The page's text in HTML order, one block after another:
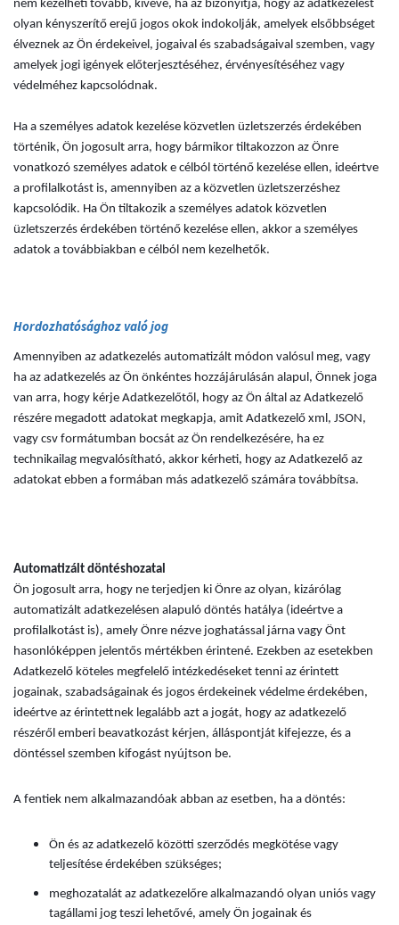
nem kezelheti tovább, kivéve, ha az bizonyítja, hogy az adatkezelést
olyan kényszerítő erejű jogos okok indokolják, amelyek elsőbbséget
élveznek az Ön érdekeivel, jogaival és szabadságaival szemben, vagy
amelyek jogi igények előterjesztéséhez, érvényesítéséhez vagy
védelméhez kapcsolódnak.
Ha a személyes adatok kezelése közvetlen üzletszerzés érdekében
történik, Ön jogosult arra, hogy bármikor tiltakozzon az Önre
vonatkozó személyes adatok e célból történő kezelése ellen, ideértve
a profilalkotást is, amennyiben az a közvetlen üzletszerzéshez
kapcsolódik. Ha Ön tiltakozik a személyes adatok közvetlen
üzletszerzés érdekében történő kezelése ellen, akkor a személyes
adatok a továbbiakban e célból nem kezelhetők.
Hordozhatósághoz való jog
Amennyiben az adatkezelés automatizált módon valósul meg, vagy
ha az adatkezelés az Ön önkéntes hozzájárulásán alapul, Önnek joga
van arra, hogy kérje Adatkezelőtől, hogy az Ön által az Adatkezelő
részére megadott adatokat megkapja, amit Adatkezelő xml, JSON,
vagy csv formátumban bocsát az Ön rendelkezésére, ha ez
technikailag megvalósítható, akkor kérheti, hogy az Adatkezelő az
adatokat ebben a formában más adatkezelő számára továbbítsa.
Automatizált döntéshozatal
Ön jogosult arra, hogy ne terjedjen ki Önre az olyan, kizárólag
automatizált adatkezelésen alapuló döntés hatálya (ideértve a
profilalkotást is), amely Önre nézve joghatással járna vagy Önt
hasonlóképpen jelentős mértékben érintené. Ezekben az esetekben
Adatkezelő köteles megfelelő intézkedéseket tenni az érintett
jogainak, szabadságainak és jogos érdekeinek védelme érdekében,
ideértve az érintettnek legalább azt a jogát, hogy az adatkezelő
részéről emberi beavatkozást kérjen, álláspontját kifejezze, és a
döntéssel szemben kifogást nyújtson be.
A fentiek nem alkalmazandóak abban az esetben, ha a döntés:
Ön és az adatkezelő közötti szerződés megkötése vagy
teljesítése érdekében szükséges;
meghozatalát az adatkezelőre alkalmazandó olyan uniós vagy
tagállami jog teszi lehetővé, amely Ön jogainak és